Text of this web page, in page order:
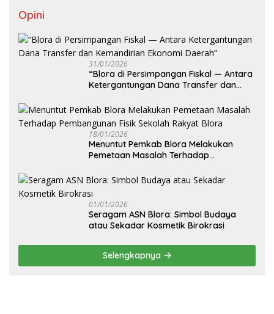
Opini
31/01/2026
‎“Blora di Persimpangan Fiskal — Antara
Ketergantungan Dana Transfer dan
18/01/2026
‎Menuntut Pemkab Blora Melakukan
Pemetaan Masalah Terhadap
Blora
01/01/2026
‎Seragam ASN Blora: Simbol Budaya
atau Sekadar Kosmetik Birokrasi
Selengkapnya